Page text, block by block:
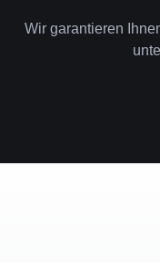
Wir garantieren